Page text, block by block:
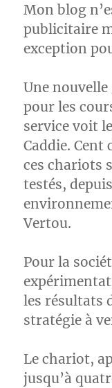
Mon blog
publicitaire
exception
Une
pour les
service voit
Caddie. Cent
ces chariots
testés,
Vertou.
Pour la
les résultats
stratégie à
Le chariot,
jusqu’à